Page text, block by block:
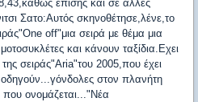
επίσης και σε άλλες
Σατο:Αυτός σκηνοθέτησε,λένε,το
off"μια σειρά με θέμα μια
και κάνουν ταξίδια.Εχει
σειράς"Aria"του 2005,που έχει
στον πλανήτη
ονομάζεται..."Νέα